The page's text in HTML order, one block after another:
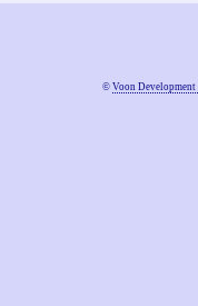
© Voon Development